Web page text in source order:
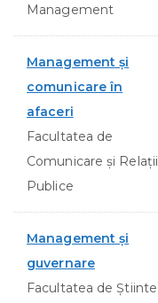
Management
Management şi
comunicare în
afaceri
Facultatea de
Comunicare şi Relaţii
Publice
Management şi
guvernare
Facultatea de Ştiinte